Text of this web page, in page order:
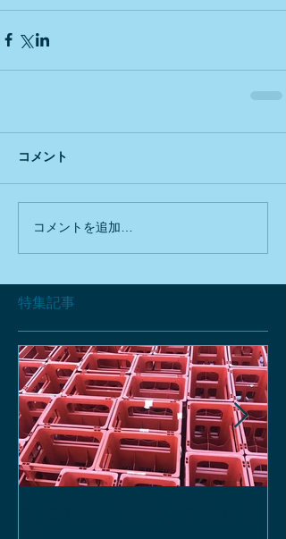
特集記事
コメント
コメントを追加…